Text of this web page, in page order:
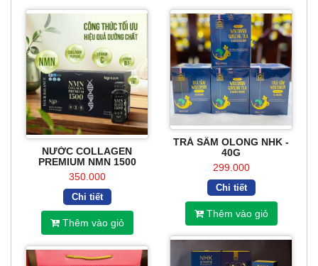
NƯỚC COLLAGEN
PREMIUM NMN 1500
350.000
Chi tiết
Thêm vào giỏ
TRÀ SÂM OLONG NHK -
40G
299.000
Chi tiết
Thêm vào giỏ